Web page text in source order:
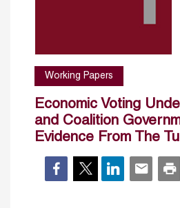
Working Papers
Economic Voting
and Coalition
Evidence From The